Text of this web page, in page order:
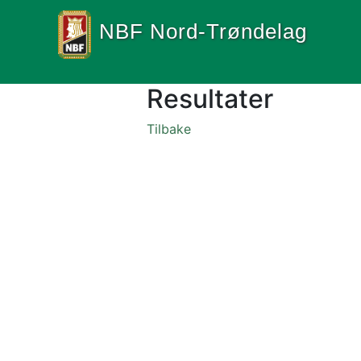
NBF Nord-Trøndelag
Resultater
Tilbake